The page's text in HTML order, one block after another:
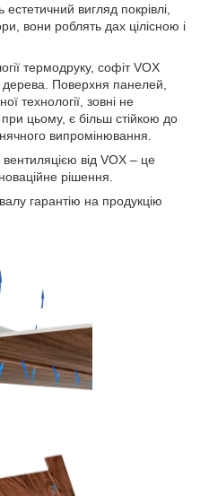
вигляд покрівлі,
вони роблять дах цілісною і
термодруку, софіт VOX
дерева. Поверхня панелей,
технології, зовні не
при цьому, є більш стійкою до
випромінювання.
від VOX – це
рішення.
гарантію на продукцію